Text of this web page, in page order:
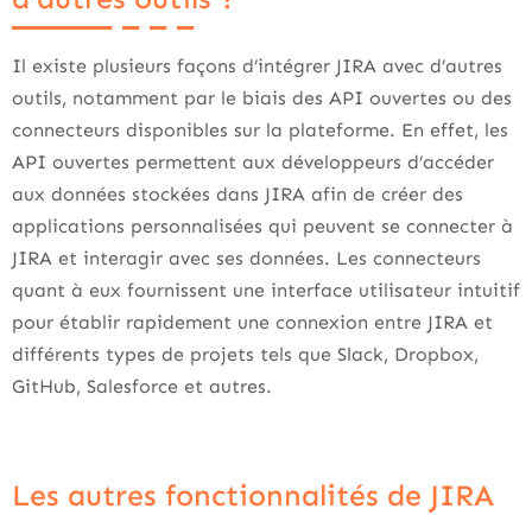
Il existe plusieurs façons d’intégrer JIRA avec d’autres
outils, notamment par le biais des API ouvertes ou des
connecteurs disponibles sur la plateforme. En effet, les
API ouvertes permettent aux développeurs d’accéder
aux données stockées dans JIRA afin de créer des
applications personnalisées qui peuvent se connecter à
JIRA et interagir avec ses données. Les connecteurs
quant à eux fournissent une interface utilisateur intuitif
pour établir rapidement une connexion entre JIRA et
différents types de projets tels que Slack, Dropbox,
GitHub, Salesforce et autres.
Les autres fonctionnalités de JIRA